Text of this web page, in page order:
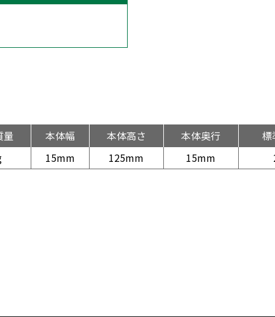
量 本体幅 本体高さ 本体奥行 標
15mm 125mm 15mm